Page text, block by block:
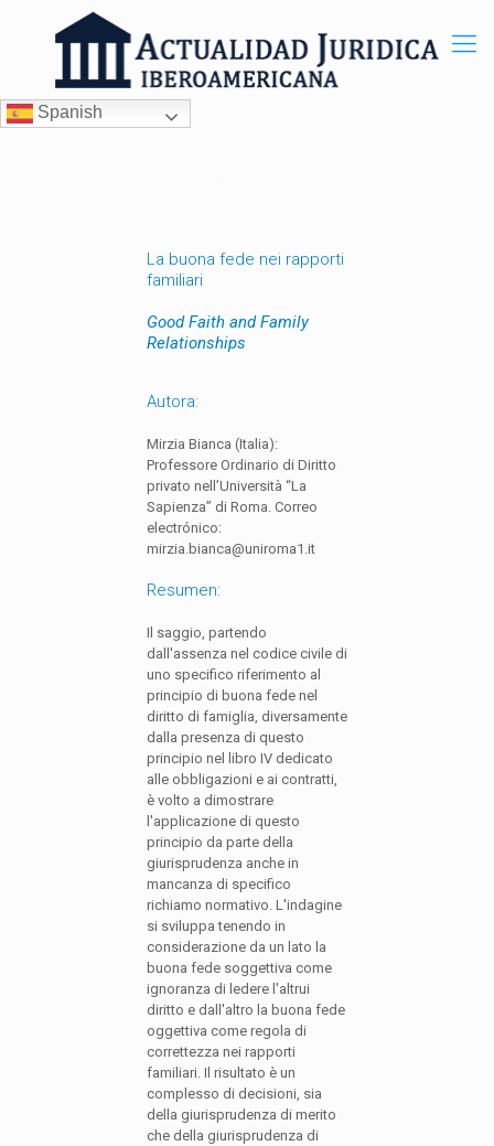
Spanish
La buona fede nei rapporti
familiari
Good Faith and Family
Relationships
Autora:
Mirzia Bianca (Italia):
Professore Ordinario di Diritto
privato nell’Università “La
Sapienza” di Roma. Correo
electrónico:
mirzia.bianca@uniroma1.it
Resumen:
Il saggio, partendo
dall'assenza nel codice civile di
uno specifico riferimento al
principio di buona fede nel
diritto di famiglia, diversamente
dalla presenza di questo
principio nel libro IV dedicato
alle obbligazioni e ai contratti,
è volto a dimostrare
l'applicazione di questo
principio da parte della
giurisprudenza anche in
mancanza di specifico
richiamo normativo. L'indagine
si sviluppa tenendo in
considerazione da un lato la
buona fede soggettiva come
ignoranza di ledere l'altrui
diritto e dall'altro la buona fede
oggettiva come regola di
correttezza nei rapporti
familiari. Il risultato è un
complesso di decisioni, sia
della giurisprudenza di merito
che della giurisprudenza di